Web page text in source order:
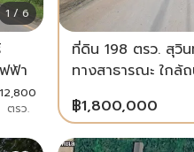
1 / 6
ฟ้า
ม.
12,800
ตรว.
ที่ดิน 198 ตรว. สุวิ
ทางสาธารณะ ใกล้
฿1,800,000